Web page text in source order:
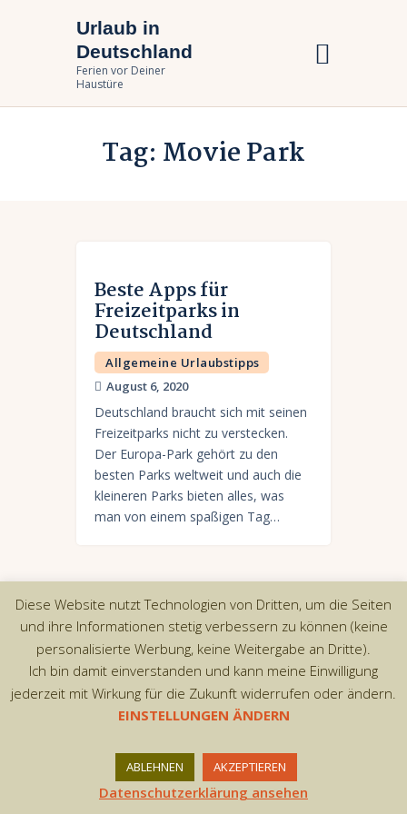
Urlaub in
Deutschland
Ferien vor Deiner
Haustüre
Tag: Movie Park
Urlaub in Deutschland
Ferien vor Deiner Haustüre
Bundesländer
Beste Apps für
Freizeitparks in
Deutschland
Allgemeine Urlaubstipps
August 6, 2020
Deutschland braucht sich mit seinen
Freizeitparks nicht zu verstecken.
Der Europa-Park gehört zu den
besten Parks weltweit und auch die
kleineren Parks bieten alles, was
man von einem spaßigen Tag…
Copyright © 2026 by AxiomThemes. All rights
reserved.
Diese Website nutzt Technologien von Dritten, um die Seiten
und ihre Informationen stetig verbessern zu können (keine
personalisierte Werbung, keine Weitergabe an Dritte).
Ich bin damit einverstanden und kann meine Einwilligung
jederzeit mit Wirkung für die Zukunft widerrufen oder ändern.
EINSTELLUNGEN ÄNDERN
ABLEHNEN AKZEPTIEREN
Datenschutzerklärung ansehen